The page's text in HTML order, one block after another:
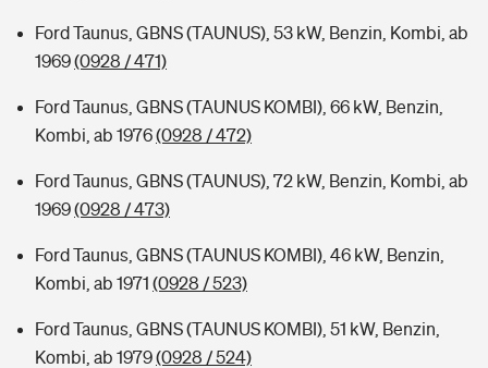
Ford Taunus, GBNS (TAUNUS), 53 kW, Benzin, Kombi, ab
1969(0928 / 471)
Ford Taunus, GBNS (TAUNUS KOMBI), 66 kW, Benzin,
Kombi, ab 1976(0928 / 472)
Ford Taunus, GBNS (TAUNUS), 72 kW, Benzin, Kombi, ab
1969(0928 / 473)
Ford Taunus, GBNS (TAUNUS KOMBI), 46 kW, Benzin,
Kombi, ab 1971 (0928 / 523)
Ford Taunus, GBNS (TAUNUS KOMBI), 51 kW, Benzin,
Kombi, ab 1979(0928 / 524)